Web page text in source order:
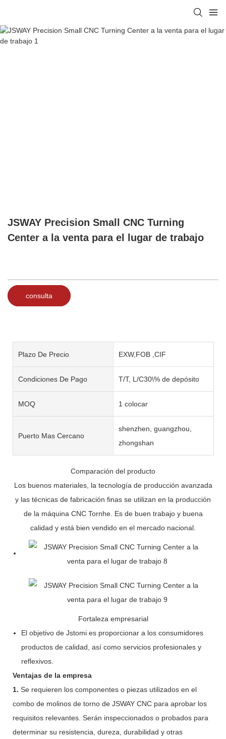
JSWAY Precision Small CNC Turning
Center a la venta para el lugar de trabajo
consulta
Plazo De Precio EXW,FOB ,CIF
Condiciones De Pago T/T, L/C30\% de depósito
MOQ 1 colocar
Puerto Mas Cercano
shenzhen, guangzhou,
zhongshan
Comparación del producto
Los buenos materiales, la tecnología de producción avanzada
y las técnicas de fabricación finas se utilizan en la producción
de la máquina CNC Tornhe. Es de buen trabajo y buena
calidad y está bien vendido en el mercado nacional.
Fortaleza empresarial
El objetivo de Jstomi es proporcionar a los consumidores
productos de calidad, así como servicios profesionales y
reflexivos.
Ventajas de la empresa
1. Se requieren los componentes o piezas utilizados en el
combo de molinos de torno de JSWAY CNC para aprobar los
requisitos relevantes. Serán inspeccionados o probados para
determinar su resistencia, dureza, durabilidad y otras